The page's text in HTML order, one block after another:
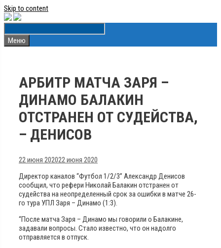
Skip to content
Меню
АРБИТР МАТЧА ЗАРЯ –
ДИНАМО БАЛАКИН
ОТСТРАНЕН ОТ СУДЕЙСТВА,
– ДЕНИСОВ
22 июня 202022 июня 2020
Директор каналов “Футбол 1/2/3” Александр Денисов
сообщил, что рефери Николай Балакин отстранен от
судейства на неопределенный срок за ошибки в матче 26-
го тура УПЛ Заря – Динамо (1:3).
“После матча Заря – Динамо мы говорили о Балакине,
задавали вопросы. Стало известно, что он надолго
отправляется в отпуск.